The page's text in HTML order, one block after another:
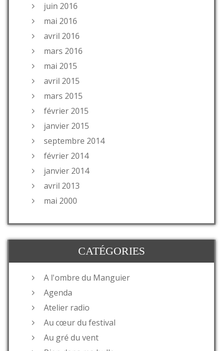
juin 2016
mai 2016
avril 2016
mars 2016
mai 2015
avril 2015
mars 2015
février 2015
janvier 2015
septembre 2014
février 2014
janvier 2014
avril 2013
mai 2000
CATÉGORIES
A l'ombre du Manguier
Agenda
Atelier radio
Au cœur du festival
Au gré du vent